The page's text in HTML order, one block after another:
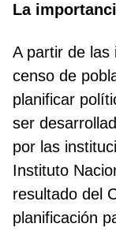
La
A partir de las
censo de
planificar
ser
por las
Instituto
resultado del
planificación